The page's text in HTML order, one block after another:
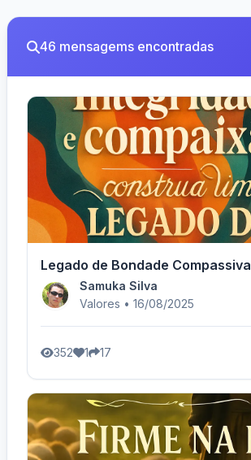
46 mensagems encontradas
Legado de Bondade Compassiva
Samuka Silva
Valores • 16/08/2025
352 1 17